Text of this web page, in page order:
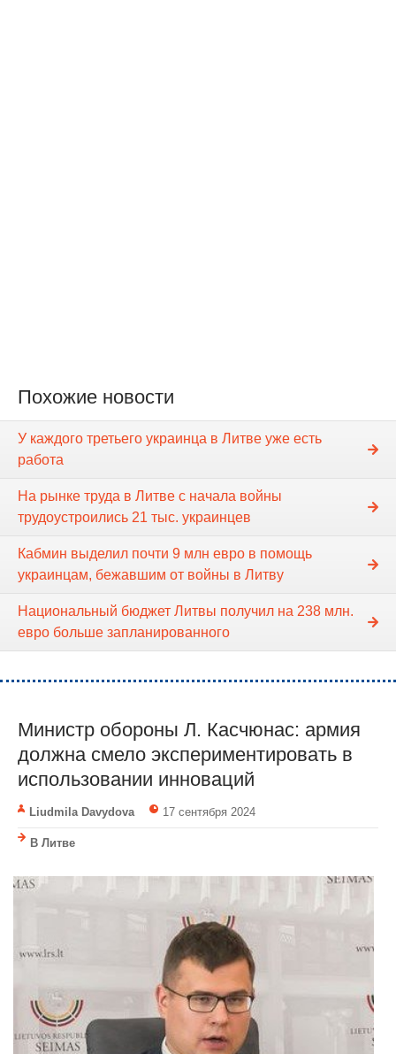
Похожие новости
У каждого третьего украинца в Литве уже есть
работа
На рынке труда в Литве с начала войны
трудоустроились 21 тыс. украинцев
Кабмин выделил почти 9 млн евро в помощь
украинцам, бежавшим от войны в Литву
Национальный бюджет Литвы получил на 238 млн.
евро больше запланированного
Министр обороны Л. Касчюнас: армия
должна смело экспериментировать в
использовании инноваций
Liudmila Davydova 17 сентября 2024
В Литве